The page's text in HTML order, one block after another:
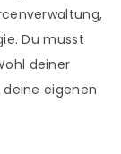
Du musst
deiner
eigenen